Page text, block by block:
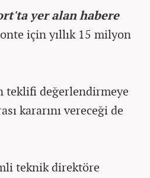
yer alan habere
için yıllık 15 milyon
teklifi değerlendirmeye
kararını vereceği de
teknik direktöre